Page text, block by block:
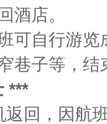
酒店。
可自行游
巷子等，结
***
返回，因航